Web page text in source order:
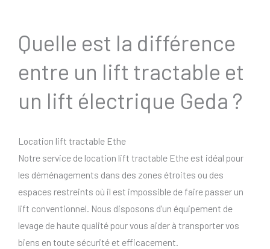
Quelle est la différence
entre un lift tractable et
un lift électrique Geda ?
Location lift tractable Ethe
Notre service de location lift tractable Ethe est idéal pour
les déménagements dans des zones étroites ou des
espaces restreints où il est impossible de faire passer un
lift conventionnel. Nous disposons d’un équipement de
levage de haute qualité pour vous aider à transporter vos
biens en toute sécurité et efficacement.